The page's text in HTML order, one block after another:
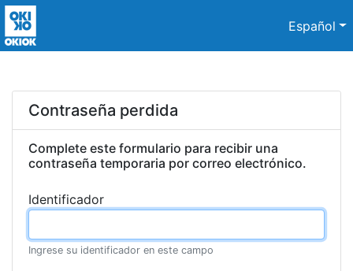
Español
Contraseña perdida
Complete este formulario para recibir una
contraseña temporaria por correo electrónico.
Identificador
Ingrese su identificador en este campo